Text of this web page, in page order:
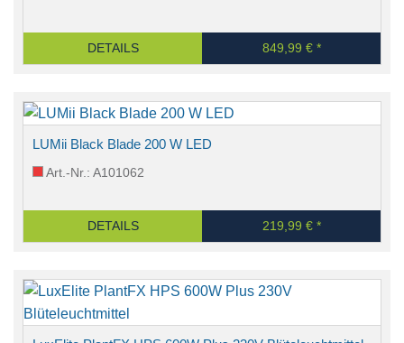
DETAILS 849,99 € *
LUMii Black Blade 200 W LED
Art.-Nr.: A101062
DETAILS 219,99 € *